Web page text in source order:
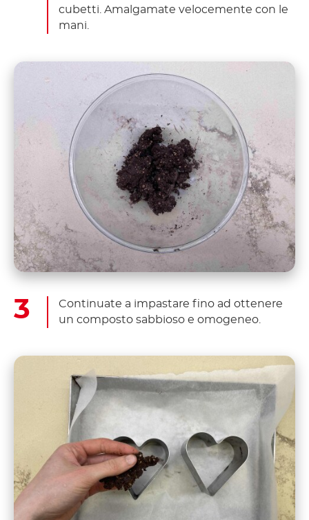
cubetti. Amalgamate velocemente con le
mani.
Continuate a impastare fino ad ottenere
un composto sabbioso e omogeneo.